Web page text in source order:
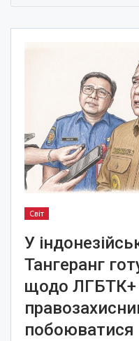
Світ
У
Тангеранг
щодо ЛГБТК+